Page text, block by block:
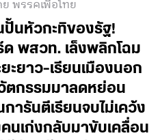
ย พรรคเพื่อไทย
นหัวกะทิของรัฐ!
ด พสวท. เล็งพลิกโฉม
ะยาว-เรียนเมืองนอก
วัตกรรมมาลดหย่อน
ารันตีเรียนจบไม่เคว้ง
นเก่งกลับมาขับเคลื่อน